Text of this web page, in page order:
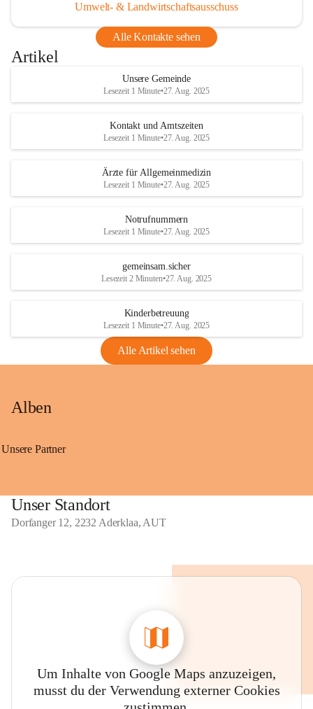
Umwelt- & Landwirtschaftsausschuss
Alle Kontakte sehen
Artikel
Unsere Gemeinde
Lesezeit 1 Minute•27. Aug. 2025
Kontakt und Amtszeiten
Lesezeit 1 Minute•27. Aug. 2025
Ärzte für Allgemeinmedizin
Lesezeit 1 Minute•27. Aug. 2025
Notrufnummern
Lesezeit 1 Minute•27. Aug. 2025
gemeinsam.sicher
Lesezeit 2 Minuten•27. Aug. 2025
Kinderbetreuung
Lesezeit 1 Minute•27. Aug. 2025
Alle Artikel sehen
Alben
Unsere Partner
Unser Standort
Dorfanger 12, 2232 Aderklaa, AUT
Um Inhalte von Google Maps anzuzeigen,
musst du der Verwendung externer Cookies